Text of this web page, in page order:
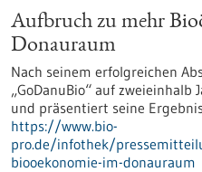
Aufbruch zu mehr
Donauraum
Nach seinem erfolgreichen
„GoDanuBio“ auf
und präsentiert seine
https://www.bio-
pro.de/infothek/
biooekonomie-im-donauraum